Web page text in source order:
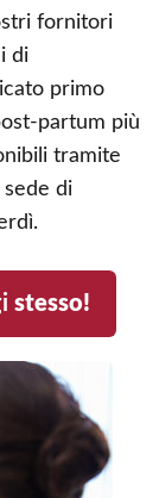
fornitori
di
primo
partum più
tramite
sede di
stesso!